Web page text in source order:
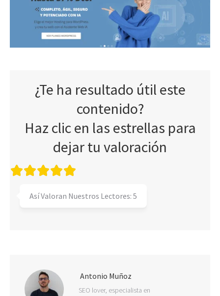
¿Te ha resultado útil este
contenido?
Haz clic en las estrellas para
dejar tu valoración
Así Valoran Nuestros Lectores: 5
Antonio Muñoz
SEO lover, especialista en